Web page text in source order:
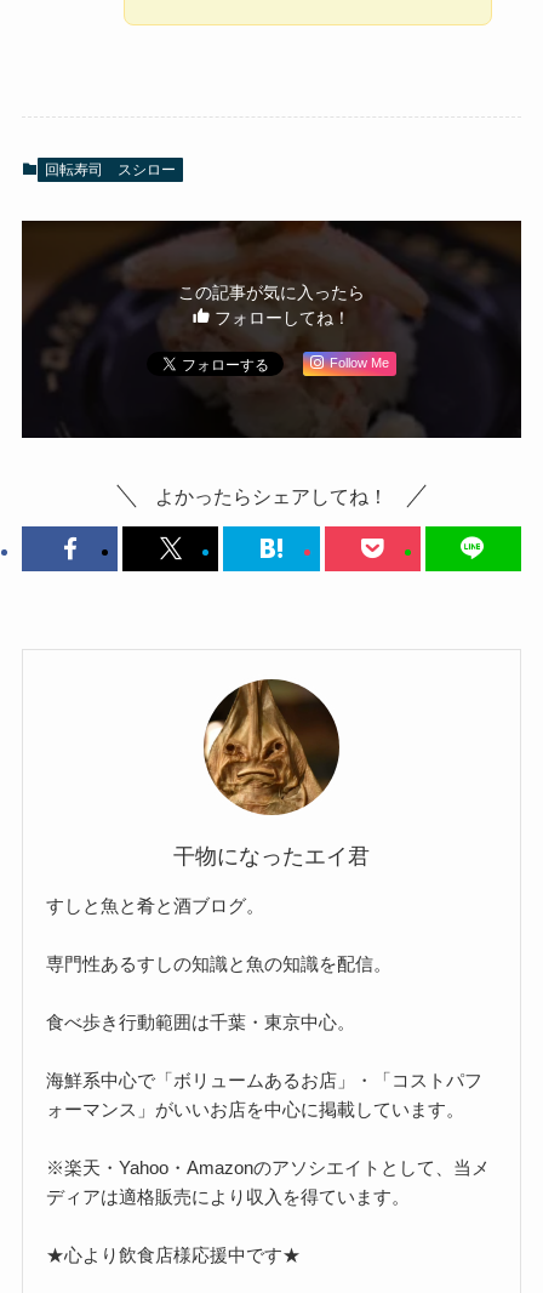
回転寿司 スシロー
この記事が気に入ったら
フォローしてね！
Follow Me
よかったらシェアしてね！
干物になったエイ君
すしと魚と肴と酒ブログ。
専門性あるすしの知識と魚の知識を配信。
食べ歩き行動範囲は千葉・東京中心。
海鮮系中心で「ボリュームあるお店」・「コストパフ
ォーマンス」がいいお店を中心に掲載しています。
※楽天・Yahoo・Amazonのアソシエイトとして、当メ
ディアは適格販売により収入を得ています。
★心より飲食店様応援中です★